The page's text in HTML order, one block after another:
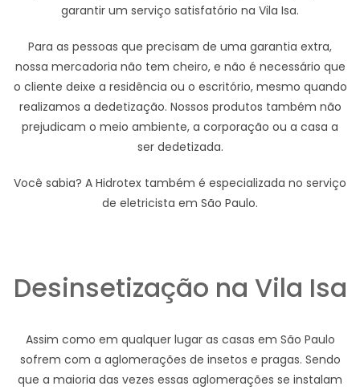
garantir um serviço satisfatório na Vila Isa.
Para as pessoas que precisam de uma garantia extra,
nossa mercadoria não tem cheiro, e não é necessário que
o cliente deixe a residência ou o escritório, mesmo quando
realizamos a dedetização. Nossos produtos também não
prejudicam o meio ambiente, a corporação ou a casa a
ser dedetizada.
Você sabia? A Hidrotex também é especializada no serviço
de eletricista em São Paulo.
Desinsetização na Vila Isa
Assim como em qualquer lugar as casas em São Paulo
sofrem com a aglomerações de insetos e pragas. Sendo
que a maioria das vezes essas aglomerações se instalam